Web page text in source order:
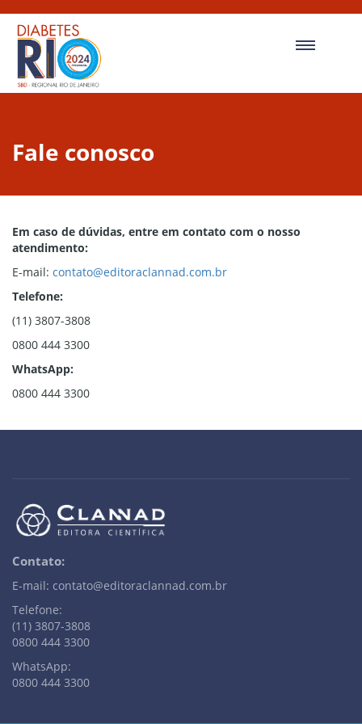
Fale conosco
Em caso de dúvidas, entre em contato com o nosso
atendimento:
E-mail: contato@editoraclannad.com.br
Telefone:
(11) 3807-3808
0800 444 3300
WhatsApp:
0800 444 3300
Contato:
E-mail: contato@editoraclannad.com.br
Telefone:
(11) 3807-3808
0800 444 3300
WhatsApp:
0800 444 3300